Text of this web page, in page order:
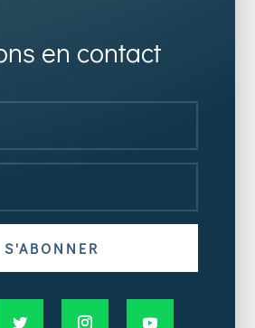
en contact
S'ABONNER